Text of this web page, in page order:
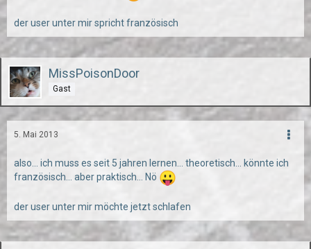
der user unter mir spricht französisch
MissPoisonDoor
Gast
5. Mai 2013
also... ich muss es seit 5 jahren lernen... theoretisch... könnte ich
französisch... aber praktisch... Nö
der user unter mir möchte jetzt schlafen